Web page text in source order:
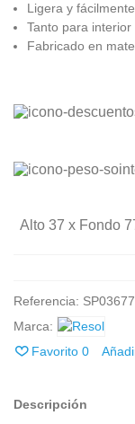
Ligera y
Tanto para interior
Fabricado en
Alto 37 x Fondo
Referencia:
Marca:
Favorito 0
Descripción